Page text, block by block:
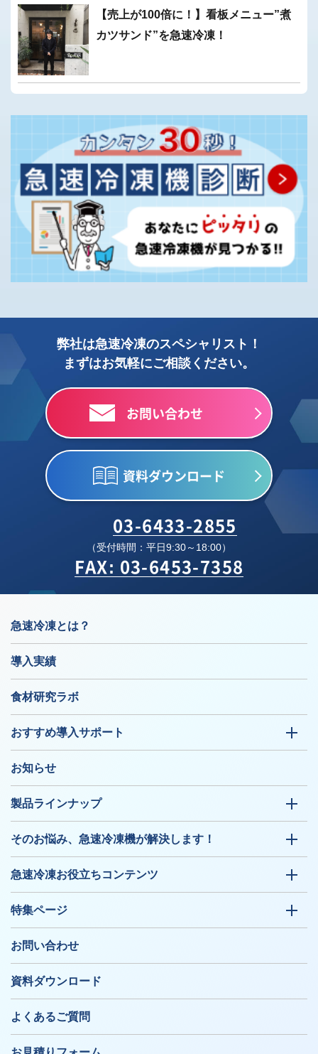
【売上が100倍に！】看板メニュー”煮
カツサンド”を急速冷凍！
弊社は急速冷凍のスペシャリスト！
まずはお気軽にご相談ください。
お問い合わせ
資料ダウンロード
03-6433-2855
（受付時間：平日9:30～18:00）
FAX: 03-6453-7358
急速冷凍とは？
導入実績
食材研究ラボ
おすすめ導入サポート
お知らせ
製品ラインナップ
そのお悩み、急速冷凍機が解決します！
急速冷凍お役立ちコンテンツ
特集ページ
お問い合わせ
資料ダウンロード
よくあるご質問